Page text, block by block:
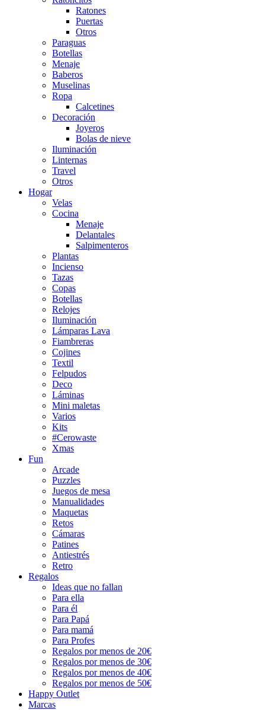
Ratones
Puertas
Otros
Paraguas
Botellas
Menaje
Baberos
Muselinas
Ropa
Calcetines
Decoración
Joyeros
Bolas de nieve
Iluminación
Linternas
Travel
Otros
Hogar
Velas
Cocina
Menaje
Delantales
Salpimenteros
Plantas
Incienso
Tazas
Copas
Botellas
Relojes
Iluminación
Lámparas Lava
Fiambreras
Cojines
Textil
Felpudos
Deco
Láminas
Mini maletas
Varios
Kits
#Cerowaste
Xmas
Fun
Arcade
Puzzles
Juegos de mesa
Manualidades
Maquetas
Retos
Cámaras
Patines
Antiestrés
Retro
Regalos
Ideas que no fallan
Para ella
Para él
Para Papá
Para mamá
Para Profes
Regalos por menos de 20€
Regalos por menos de 30€
Regalos por menos de 40€
Regalos por menos de 50€
Happy Outlet
Marcas